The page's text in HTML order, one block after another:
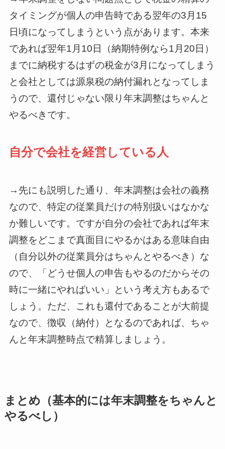
タイミングが個人の申告時である翌年の3月15
日頃になってしまうという点があります。本来
であれば翌年1月10日（納期特例なら1月20日）
までに納税するはずの税金が3月になってしまう
と会社としては源泉税の納付漏れとなってしま
うので、還付じゃない限り年末調整はちゃんと
やるべきです。
自分で会社を経営している人
→先にも説明した通り、年末調整は会社の義務
なので、特定の従業員だけの特別扱いはなかな
か難しいです。ですが自分の会社であれば年末
調整をどこまで真面目にやるかはある意味自由
（自分以外の従業員分はちゃんとやるべき）な
ので、「どうせ個人の申告もやるのだからその
時に一緒にやればいい」という考え方もあるで
しょう。ただ、これも還付であることが大前提
なので、徴収（納付）となるのであれば、ちゃ
んと年末調整時点で精算しましょう。
まとめ（基本的には年末調整をちゃんと
やるべし）